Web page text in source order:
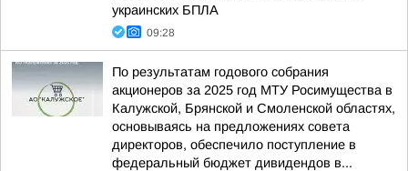
украинских БПЛА
09:28
По результатам годового собрания
акционеров за 2025 год МТУ Росимущества в
Калужской, Брянской и Смоленской областях,
основываясь на предложениях совета
директоров, обеспечило поступление в
федеральный бюджет дивидендов в...